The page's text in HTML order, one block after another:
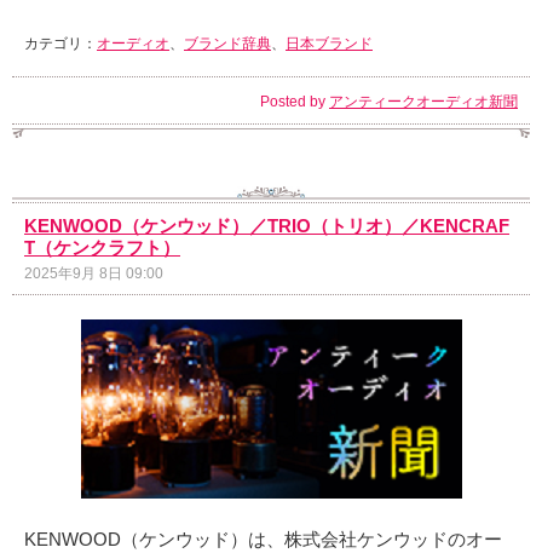
カテゴリ： オーディオ、 ブランド辞典、 日本ブランド
Posted by アンティークオーディオ新聞
KENWOOD（ケンウッド）／TRIO（トリオ）／KENCRAF
T（ケンクラフト）
2025年9月 8日 09:00
KENWOOD（ケンウッド）は、株式会社ケンウッドのオー